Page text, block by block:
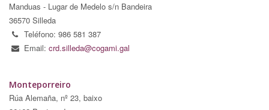
Manduas - Lugar de Medelo s/n Bandeira
36570 Silleda
Teléfono: 986 581 387
Email: crd.silleda@cogami.gal
Monteporreiro
Rúa Alemaña, nº 23, baixo